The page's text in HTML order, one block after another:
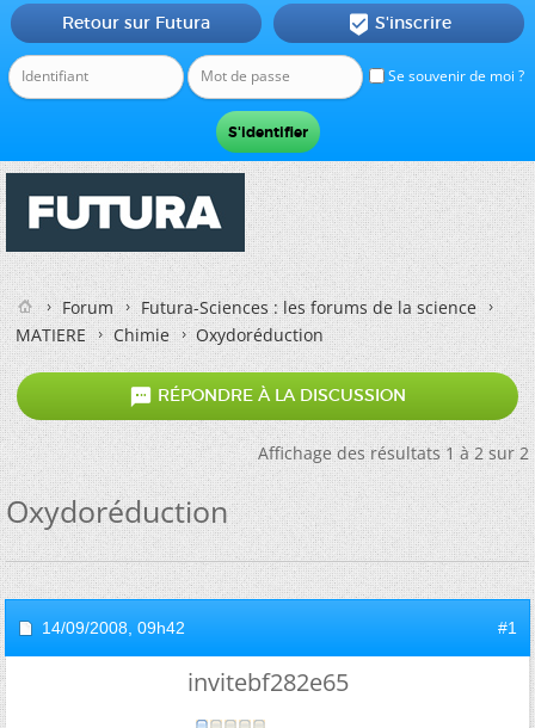
Se souvenir de moi ?
Retour sur Futura  S'inscrire
Forum
Futura-Sciences : les forums de la science
MATIERE
Chimie Oxydoréduction
 RÉPONDRE À LA DISCUSSION
Affichage des résultats 1 à 2 sur 2
Oxydoréduction
14/09/2008, 09h42 #1
invitebf282e65